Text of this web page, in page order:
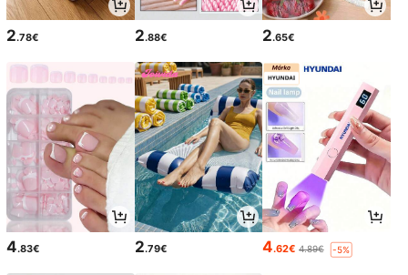
2.78€ 2.88€ 2.65€
4.83€ 2.79€ 4.62€ 4.89€ -5%